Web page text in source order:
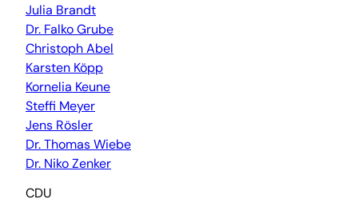
Julia Brandt
Dr. Falko Grube
Christoph Abel
Karsten Köpp
Kornelia Keune
Steffi Meyer
Jens Rösler
Dr. Thomas Wiebe
Dr. Niko Zenker
CDU